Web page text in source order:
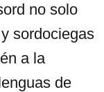
no solo
sordociegas
a la
de